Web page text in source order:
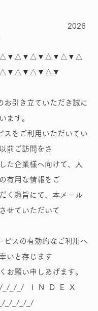
お引き立ていただき誠に
ます。
スをご利用いただいてい
前ご訪問をさ
た企業様へ向けて、人
有用な情報をご
く趣旨にて、本メール
せていただいて
ビスの有効的なご利用へ
いと存じます
お願い申しあげます。
_/_/_/_/ I N D E X
_/_/_/_/